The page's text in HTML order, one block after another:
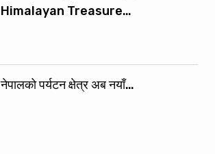
Himalayan Treasure…
नेपालको पर्यटन क्षेत्र अब नयाँ…